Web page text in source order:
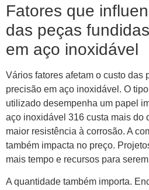
Fatores que
das peças
em aço inoxidável
Vários fatores afetam o custo das
precisão em aço inoxidável. O
utilizado desempenha um papel
aço inoxidável 316 custa mais do
maior resistência à corrosão. A
também impacta no preço.
mais tempo e recursos para
A quantidade também importa.